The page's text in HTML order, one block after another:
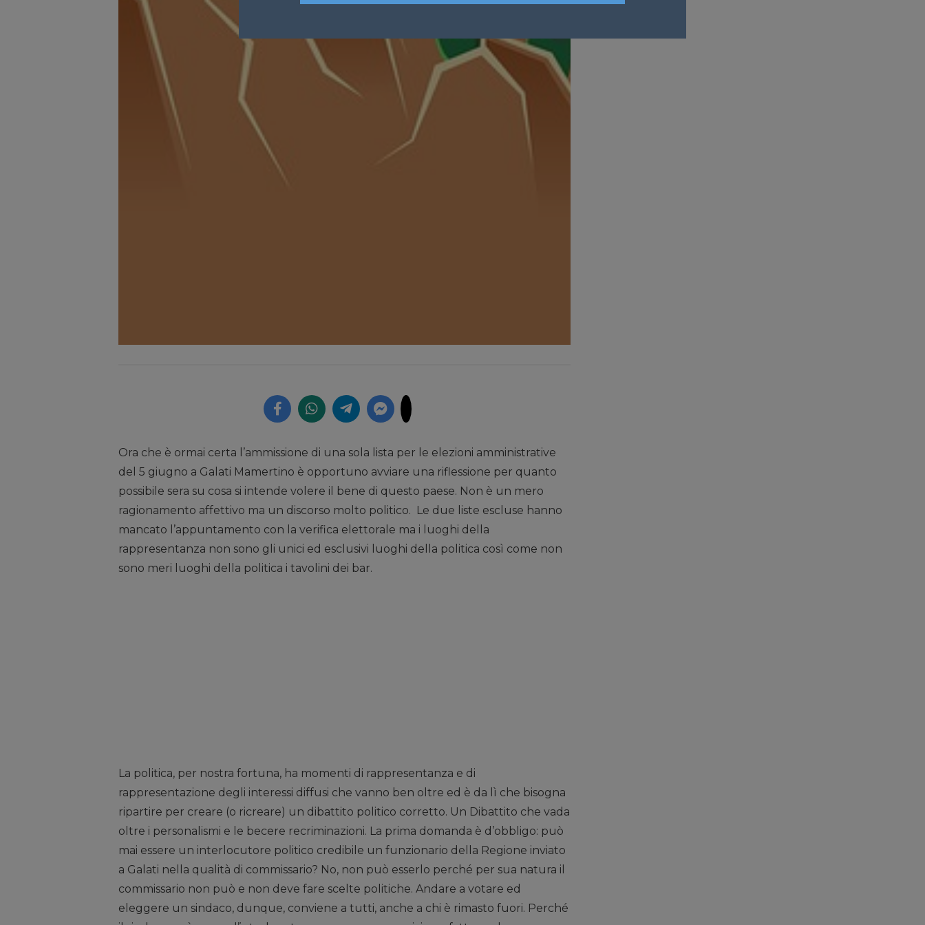
Ora che è ormai certa l’ammissione di una sola lista per le elezioni amministrative
del 5 giugno a Galati Mamertino è opportuno avviare una riflessione per quanto
possibile sera su cosa si intende volere il bene di questo paese. Non è un mero
ragionamento affettivo ma un discorso molto politico. Le due liste escluse hanno
mancato l’appuntamento con la verifica elettorale ma i luoghi della
rappresentanza non sono gli unici ed esclusivi luoghi della politica così come non
sono meri luoghi della politica i tavolini dei bar.
La politica, per nostra fortuna, ha momenti di rappresentanza e di
rappresentazione degli interessi diffusi che vanno ben oltre ed è da lì che bisogna
ripartire per creare (o ricreare) un dibattito politico corretto. Un Dibattito che vada
oltre i personalismi e le becere recriminazioni. La prima domanda è d’obbligo: può
mai essere un interlocutore politico credibile un funzionario della Regione inviato
a Galati nella qualità di commissario? No, non può esserlo perché per sua natura il
commissario non può e non deve fare scelte politiche. Andare a votare ed
eleggere un sindaco, dunque, conviene a tutti, anche a chi è rimasto fuori. Perché